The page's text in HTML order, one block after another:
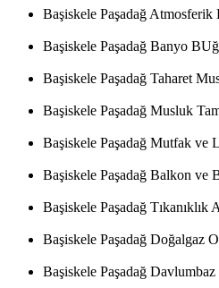
Başiskele Paşadağ
Başiskele Paşadağ Banyo
Başiskele Paşadağ Taharet
Başiskele Paşadağ Musluk
Başiskele Paşadağ Mutfak ve
Başiskele Paşadağ Balkon ve
Başiskele Paşadağ Tıkanıklık
Başiskele Paşadağ Doğalgaz
Başiskele Paşadağ Davlumbaz